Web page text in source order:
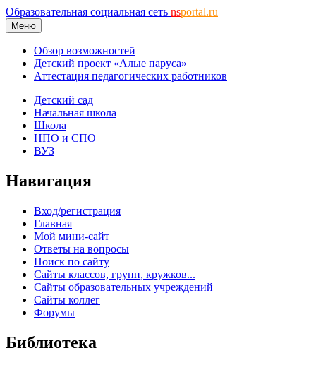
Образовательная социальная сеть nsportal.ru
Меню
Обзор возможностей
Детский проект «Алые паруса»
Аттестация педагогических работников
Детский сад
Начальная школа
Школа
НПО и СПО
ВУЗ
Навигация
Вход/регистрация
Главная
Мой мини-сайт
Ответы на вопросы
Поиск по сайту
Сайты классов, групп, кружков...
Сайты образовательных учреждений
Сайты коллег
Форумы
Библиотека